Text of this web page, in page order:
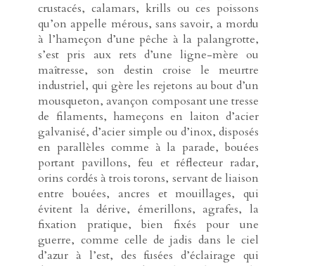
crustacés, calamars, krills ou ces poissons
qu’on appelle mérous, sans savoir, a mordu
à l’hameçon d’une pêche à la palangrotte,
s’est pris aux rets d’une ligne-mère ou
maîtresse, son destin croise le meurtre
industriel, qui gère les rejetons au bout d’un
mousqueton, avançon composant une tresse
de filaments, hameçons en laiton d’acier
galvanisé, d’acier simple ou d’inox, disposés
en parallèles comme à la parade, bouées
portant pavillons, feu et réflecteur radar,
orins cordés à trois torons, servant de liaison
entre bouées, ancres et mouillages, qui
évitent la dérive, émerillons, agrafes, la
fixation pratique, bien fixés pour une
guerre, comme celle de jadis dans le ciel
d’azur à l’est, des fusées d’éclairage qui